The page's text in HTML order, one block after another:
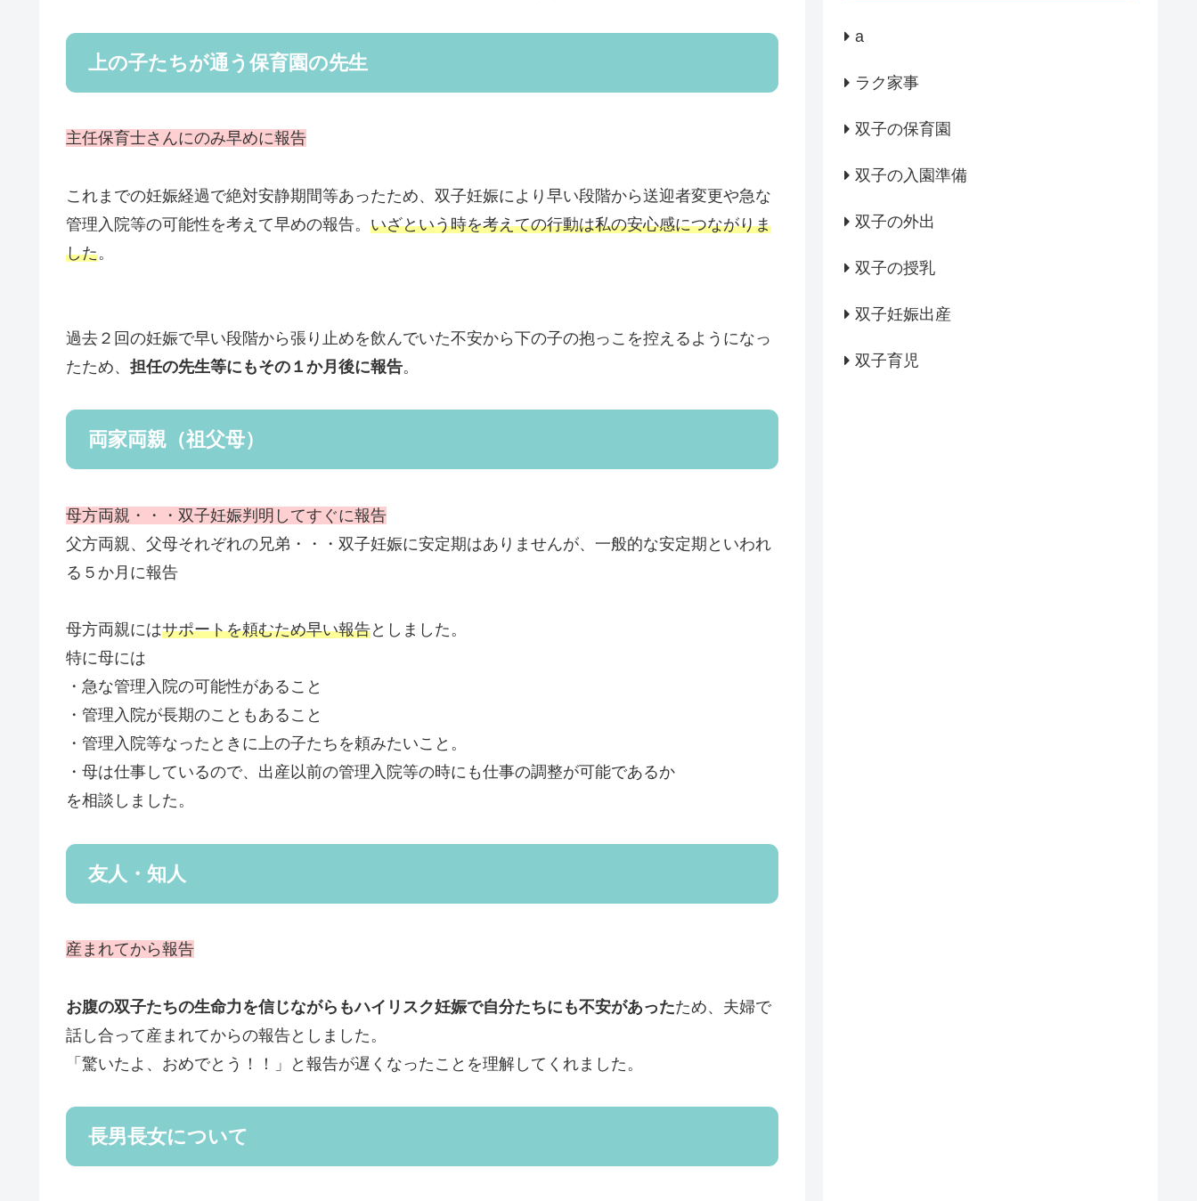
上の子たちが通う保育園の先生
主任保育士さんにのみ早めに報告
これまでの妊娠経過で絶対安静期間等あったため、双子妊娠により早い段階から送迎者変更や急な
管理入院等の可能性を考えて早めの報告。 いざという時を考えての行動は私の安心感につながりま
した。
過去２回の妊娠で早い段階から張り止めを飲んでいた不安から下の子の抱っこを控えるようになっ
たため、 担任の先生等にもその１か月後に報告。
両家両親（祖父母）
母方両親・・・双子妊娠判明してすぐに報告
父方両親、父母それぞれの兄弟・・・双子妊娠に安定期はありませんが、一般的な安定期といわれ
る５か月に報告
母方両親にはサポートを頼むため早い報告としました。
特に母には
・急な管理入院の可能性があること
・管理入院が長期のこともあること
・管理入院等なったときに上の子たちを頼みたいこと。
・母は仕事しているので、出産以前の管理入院等の時にも仕事の調整が可能であるか
を相談しました。
友人・知人
産まれてから報告
お腹の双子たちの生命力を信じながらもハイリスク妊娠で自分たちにも不安があったため、夫婦で
話し合って産まれてからの報告としました。
「驚いたよ、おめでとう！！」と報告が遅くなったことを理解してくれました。
長男長女について
a
ラク家事
双子の保育園
双子の入園準備
双子の外出
双子の授乳
双子妊娠出産
双子育児